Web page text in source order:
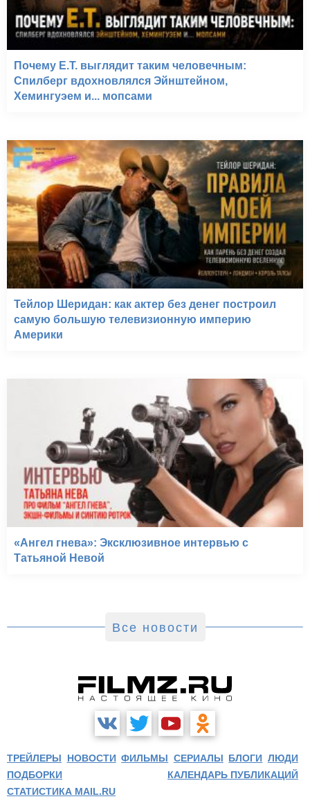
Почему E.T. выглядит таким человечным:
Спилберг вдохновлялся Эйнштейном,
Хемингуэем и... мопсами
Тейлор Шеридан: как актер без денег построил
самую большую телевизионную империю
Америки
«Ангел гнева»: Эксклюзивное интервью с
Татьяной Невой
Все новости
ТРЕЙЛЕРЫ НОВОСТИ ФИЛЬМЫ СЕРИАЛЫ БЛОГИ ЛЮДИ
ПОДБОРКИ
КАЛЕНДАРЬ ПУБЛИКАЦИЙ
СТАТИСТИКА MAIL.RU